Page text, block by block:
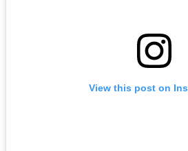
View this post on